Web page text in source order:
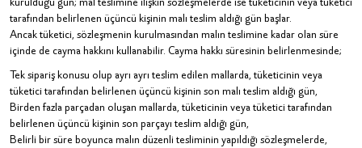
tarafından belirlenen üçüncü kişinin malı teslim aldığı gün başlar.
Ancak tüketici, sözleşmenin kurulmasından malın teslimine kadar olan süre
içinde de cayma hakkını kullanabilir. Cayma hakkı süresinin belirlenmesinde;
Tek sipariş konusu olup ayrı ayrı teslim edilen mallarda, tüketicinin veya
tüketici tarafından belirlenen üçüncü kişinin son malı teslim aldığı gün,
Birden fazla parçadan oluşan mallarda, tüketicinin veya tüketici tarafından
belirlenen üçüncü kişinin son parçayı teslim aldığı gün,
Belirli bir süre boyunca malın düzenli tesliminin yapıldığı sözleşmelerde,